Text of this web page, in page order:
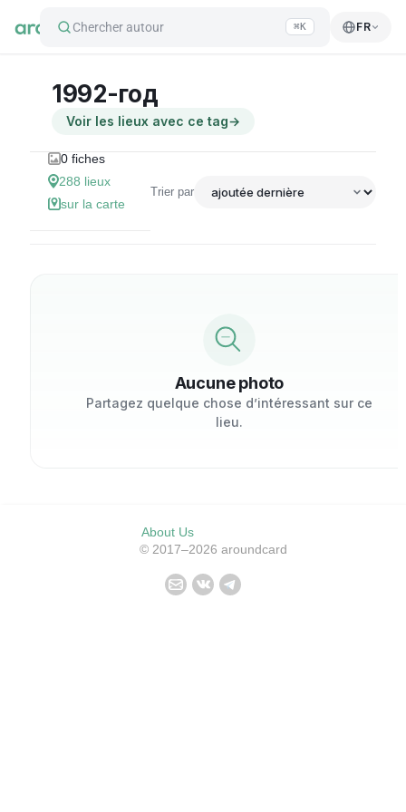
Chercher autour ⌘K FR
1992-год
Voir les lieux avec ce tag→
0 fiches
288 lieux
sur la carte
Trier par
Aucune photo
Partagez quelque chose d’intéressant sur ce
lieu.
About Us
© 2017–2026 aroundcard